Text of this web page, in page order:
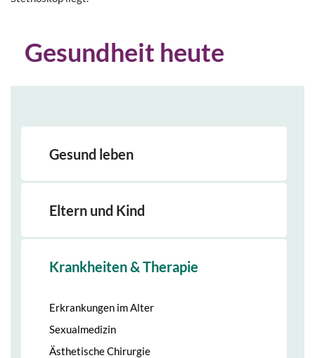
Gesundheit heute
Gesund leben
Eltern und Kind
Krankheiten & Therapie
Erkrankungen im Alter
Sexualmedizin
Ästhetische Chirurgie